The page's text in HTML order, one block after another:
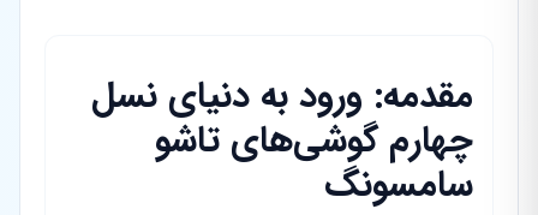
مقدمه: ورود به دنیای نسل
چهارم گوشی‌های تاشو
سامسونگ